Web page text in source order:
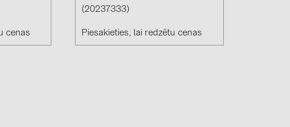
cenas
(20237333)
Piesakieties, lai redzētu cenas